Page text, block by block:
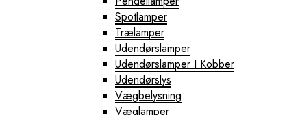
Spotlamper
Trælamper
Udendørslamper
Udendørslamper I Kobber
Udendørslys
Vægbelysning
Væglamper